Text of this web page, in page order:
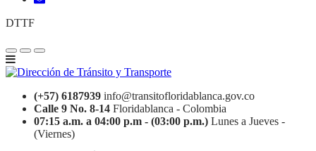
DTTF
(+57) 6187939 info@transitofloridablanca.gov.co
Calle 9 No. 8-14 Floridablanca - Colombia
07:15 a.m. a 04:00 p.m - (03:00 p.m.) Lunes a Jueves -
(Viernes)